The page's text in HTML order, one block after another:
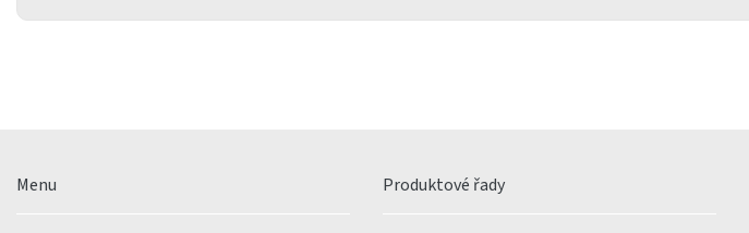
Menu Produktové řady